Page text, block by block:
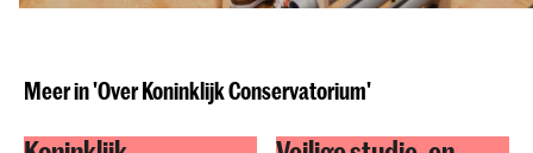
Meer in 'Over Koninklijk Conservatorium'